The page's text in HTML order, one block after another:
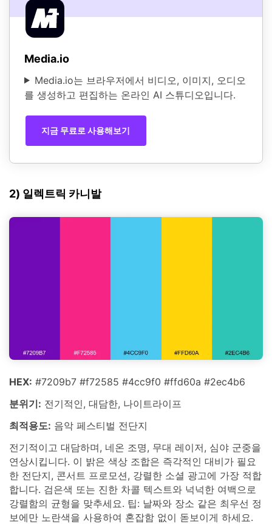
Media.io
Media.io는 브라우저에서 비디오, 이미지, 오디오
를 생성하고 편집하는 온라인 AI 스튜디오입니다.
지금 무료로 사용해보기
2) 일렉트릭 카니발
HEX: #7209b7 #f72585 #4cc9f0 #ffd60a #2ec4b6
분위기: 전기적인, 대담한, 나이트라이프
최적용도: 음악 페스티벌 전단지
전기적이고 대담하며, 네온 조명, 무대 레이저, 심야 군중을
연상시킵니다. 이 밝은 색상 조합은 즉각적인 대비가 필요
한 전단지, 콘서트 프로모션, 강렬한 소셜 광고에 가장 적합
합니다. 검은색 또는 진한 차콜 텍스트와 넉넉한 여백으로
강렬함의 균형을 맞추세요. 팁: 날짜와 장소 같은 최우선 정
보에만 노란색을 사용하여 혼잡함 없이 돋보이게 하세요.